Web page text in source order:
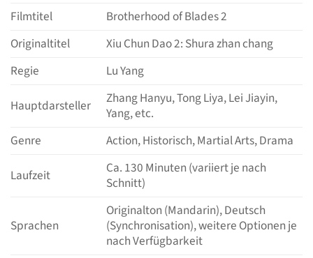
Filmtitel
Brotherhood of Blades 2
Originaltitel
Xiu Chun Dao 2: Shura zhan chang
Regie
Lu Yang
Hauptdarsteller
Zhang Hanyu, Tong Liya, Lei Jiayin,
Yang, etc.
Genre
Action, Historisch, Martial Arts, Drama
Laufzeit
Ca. 130 Minuten (variiert je nach
Schnitt)
Sprachen
Originalton (Mandarin), Deutsch
(Synchronisation), weitere Optionen je
nach Verfügbarkeit